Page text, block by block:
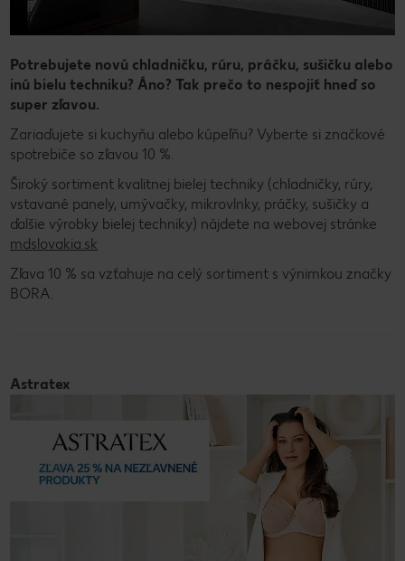
Potrebujete novú chladničku, rúru, práčku, sušičku alebo
inú bielu techniku? Áno? Tak prečo to nespojiť hneď so
super zľavou.
Zariaďujete si kuchyňu alebo kúpeľňu? Vyberte si značkové
spotrebiče so zľavou 10 %.
Široký sortiment kvalitnej bielej techniky (chladničky, rúry,
vstavané panely, umývačky, mikrovlnky, práčky, sušičky a
ďalšie výrobky bielej techniky) nájdete na webovej stránke
mdslovakia.sk
Zľava 10 % sa vzťahuje na celý sortiment s výnimkou značky
BORA.
Astratex